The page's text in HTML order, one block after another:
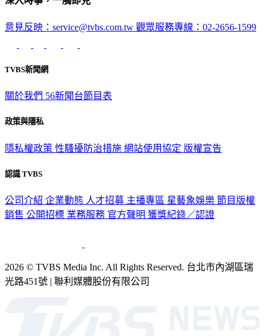
意見反映：service@tvbs.com.tw 觀眾服務專線：02-2656-1599
TVBS新聞網
關於我們 56新聞台節目表
政策與隱私
隱私權政策 性騷擾防治措施 網站使用協定 版權宣告
認識 TVBS
公司介紹 企業動態 人才招募 主播專區 星藝象娛樂 節目版權
銷售 公開招標 業務服務 官方聲明 獲獎紀錄／認證
2026 © TVBS Media Inc. All Rights Reserved. 台北市內湖區瑞
光路451號 | 聯利媒體股份有限公司